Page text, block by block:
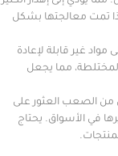
بشكل
لإعادة
مما يجعل
العثور على
يحتاج